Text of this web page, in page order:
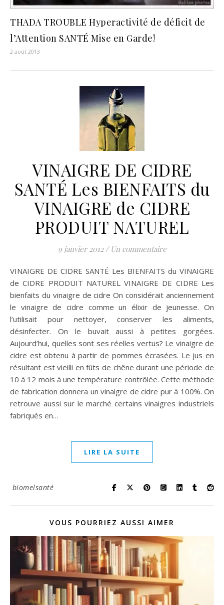
THADA TROUBLE Hyperactivité de déficit de
l’Attention SANTÉ Mise en Garde!
2 août 2013
VINAIGRE DE CIDRE
SANTÉ Les BIENFAITS du
VINAIGRE de CIDRE
PRODUIT NATUREL
9 janvier 2012 / Un commentaire
VINAIGRE DE CIDRE SANTÉ Les BIENFAITS du VINAIGRE
de CIDRE PRODUIT NATUREL VINAIGRE DE CIDRE Les
bienfaits du vinaigre de cidre On considérait anciennement
le vinaigre de cidre comme un élixir de jeunesse. On
l’utilisait pour nettoyer, conserver les aliments,
désinfecter. On le buvait aussi à petites gorgées.
Aujourd’hui, quelles sont ses réelles vertus? Le vinaigre de
cidre est obtenu à partir de pommes écrasées. Le jus en
résultant est vieilli en fûts de chêne durant une période de
10 à 12 mois à une température contrôlée. Cette méthode
de fabrication donnera un vinaigre de cidre pur à 100%. On
retrouve aussi sur le marché certains vinaigres industriels
fabriqués en…
LIRE LA SUITE
biomelsanté
VOUS POURRIEZ AUSSI AIMER